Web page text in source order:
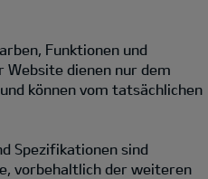
Funktionen und
Website dienen nur dem
können vom tatsächlichen
Spezifikationen sind
vorbehaltlich der weiteren